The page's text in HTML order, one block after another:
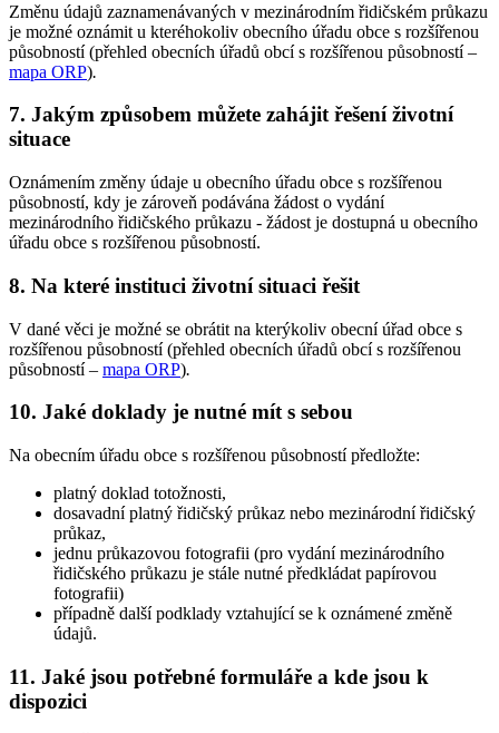
Změnu údajů zaznamenávaných v mezinárodním řidičském průkazu
je možné oznámit u kteréhokoliv obecního úřadu obce s rozšířenou
působností (přehled obecních úřadů obcí s rozšířenou působností –
mapa ORP).
7. Jakým způsobem můžete zahájit řešení životní
situace
Oznámením změny údaje u obecního úřadu obce s rozšířenou
působností, kdy je zároveň podávána žádost o vydání
mezinárodního řidičského průkazu - žádost je dostupná u obecního
úřadu obce s rozšířenou působností.
8. Na které instituci životní situaci řešit
V dané věci je možné se obrátit na kterýkoliv obecní úřad obce s
rozšířenou působností (přehled obecních úřadů obcí s rozšířenou
působností – mapa ORP).
10. Jaké doklady je nutné mít s sebou
Na obecním úřadu obce s rozšířenou působností předložte:
platný doklad totožnosti,
dosavadní platný řidičský průkaz nebo mezinárodní řidičský
průkaz,
jednu průkazovou fotografii (pro vydání mezinárodního
řidičského průkazu je stále nutné předkládat papírovou
fotografii)
případně další podklady vztahující se k oznámené změně
údajů.
11. Jaké jsou potřebné formuláře a kde jsou k
dispozici